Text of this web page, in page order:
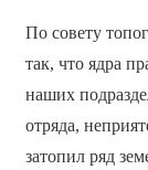
По совету
так, что ядра
наших
отряда,
затопил ряд